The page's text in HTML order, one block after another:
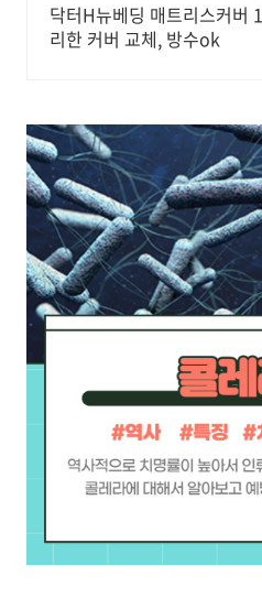
닥터H뉴베딩 매트리스커버
리한 커버 교체, 방수ok